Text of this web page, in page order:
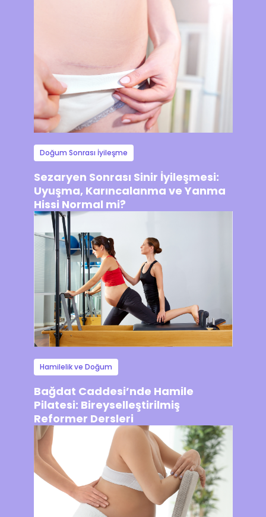
Doğum Sonrası İyileşme
Sezaryen Sonrası Sinir İyileşmesi:
Uyuşma, Karıncalanma ve Yanma
Hissi Normal mi?
Hamilelik ve Doğum
Bağdat Caddesi’nde Hamile
Pilatesi: Bireyselleştirilmiş
Reformer Dersleri